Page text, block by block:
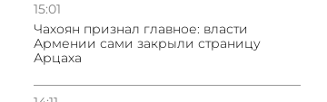
15:01
Чахоян признал главное: власти
Армении сами закрыли страницу
Арцаха